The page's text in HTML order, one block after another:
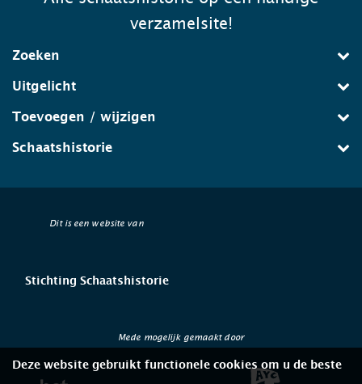
verzamelsite!
Zoeken
Uitgelicht
Toevoegen / wijzigen
Schaatshistorie
Dit is een website van
Stichting Schaatshistorie
Mede mogelijk gemaakt door
Deze website gebruikt functionele cookies om u de beste